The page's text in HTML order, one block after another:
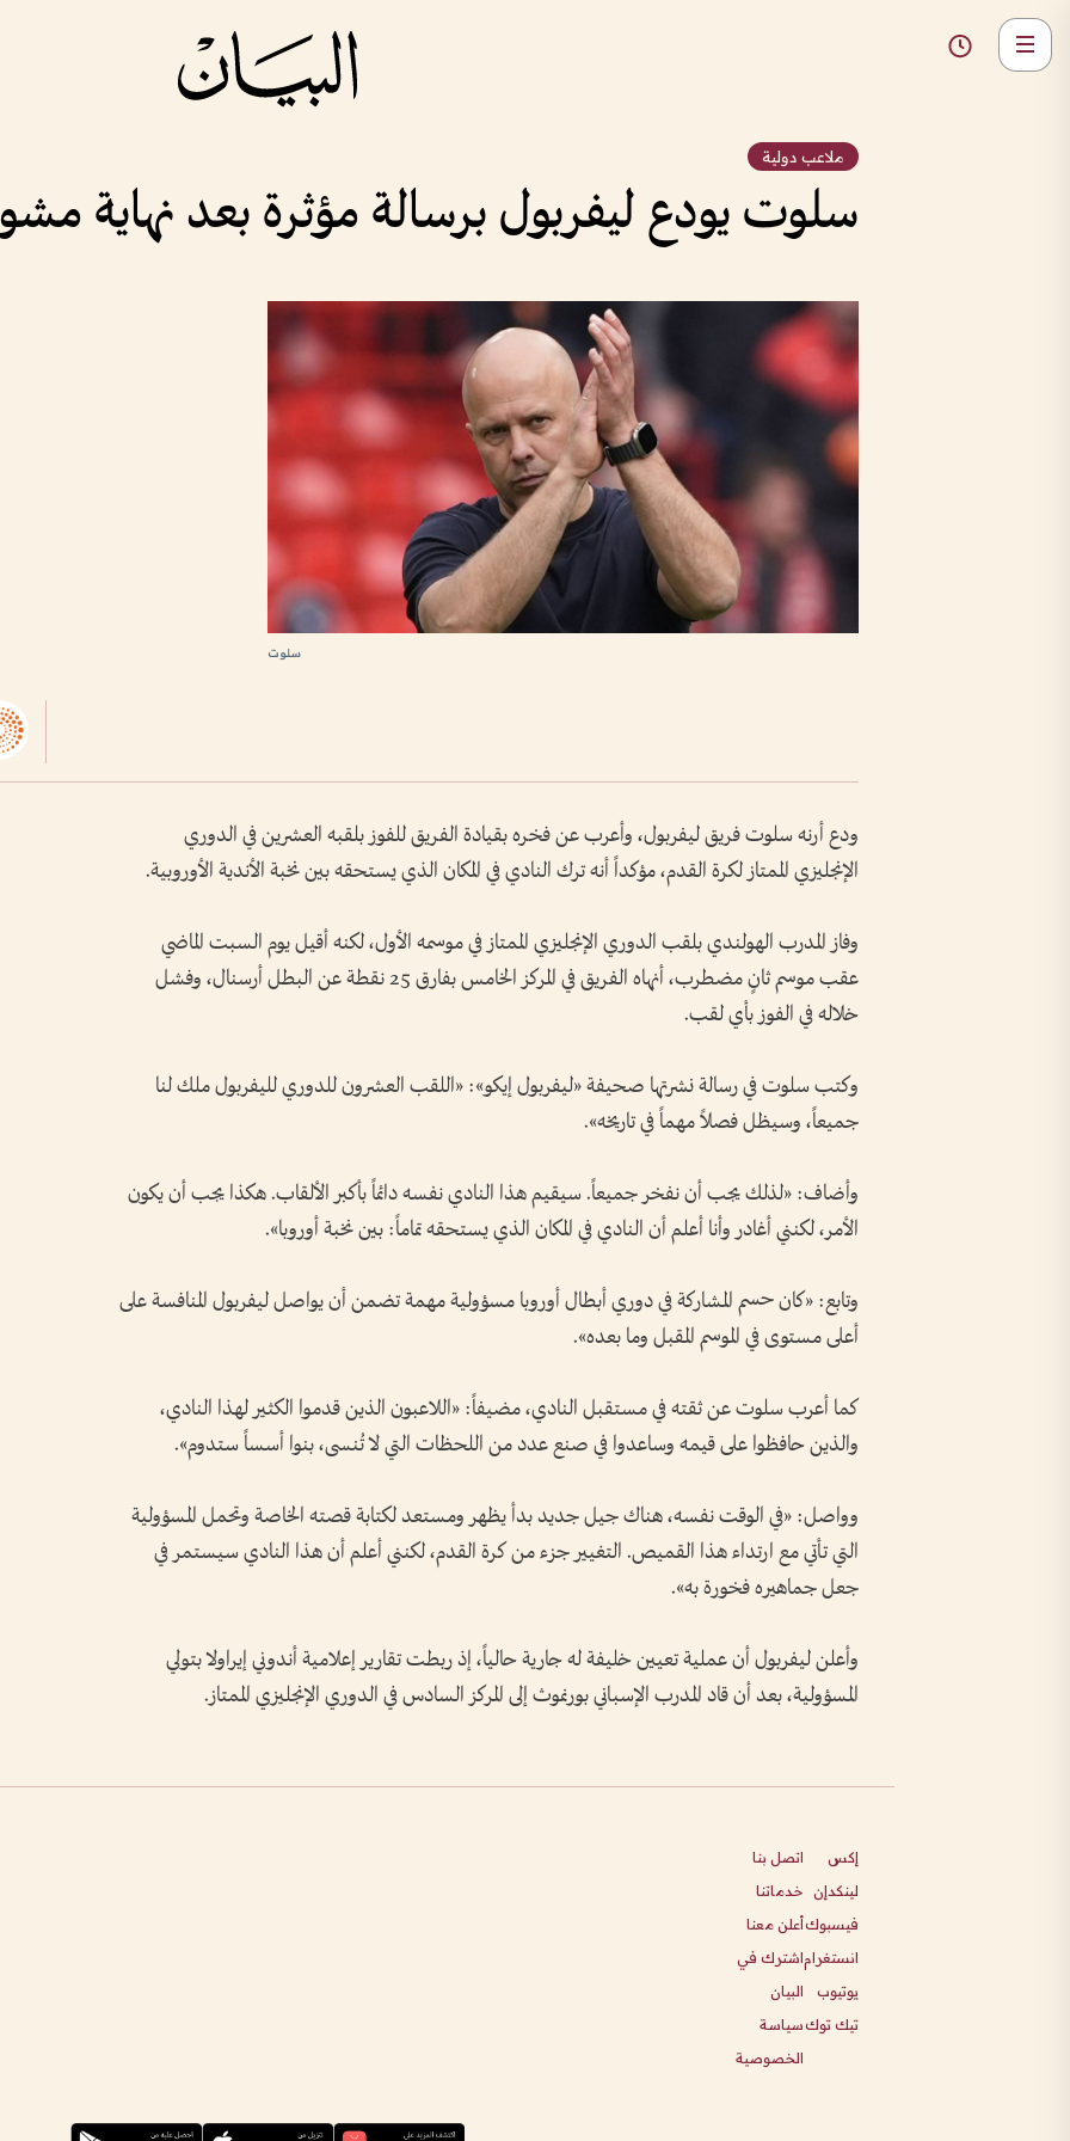
ملاعب دولية
سلوت يودع ليفربول برسالة مؤثرة بعد نهاية
سلوت
ودع أرنه سلوت فريق ليفربول، وأعرب عن فخره بقيادة الفريق للفوز بلقبه العشرين في الدوري
الإنجليزي الممتاز لكرة القدم، مؤكداً أنه ترك النادي في المكان الذي يستحقه بين نخبة الأندية الأوروبية.
وفاز المدرب الهولندي بلقب الدوري الإنجليزي الممتاز في موسمه الأول، لكنه أقيل يوم السبت الماضي
عقب موسم ثانٍ مضطرب، أنهاه الفريق في المركز الخامس بفارق 25 نقطة عن البطل أرسنال، وفشل
خلاله في الفوز بأي لقب.
وكتب سلوت في رسالة نشرتها صحيفة «ليفربول إيكو»: «اللقب العشرون للدوري لليفربول ملك لنا
جميعاً، وسيظل فصلاً مهماً في تاريخه».
وأضاف: «لذلك يجب أن نفخر جميعاً. سيقيم هذا النادي نفسه دائماً بأكبر الألقاب. هكذا يجب أن يكون
الأمر، لكنني أغادر وأنا أعلم أن النادي في المكان الذي يستحقه تماماً: بين نخبة أوروبا».
وتابع: «كان حسم المشاركة في دوري أبطال أوروبا مسؤولية مهمة تضمن أن يواصل ليفربول المنافسة على
أعلى مستوى في الموسم المقبل وما بعده».
كما أعرب سلوت عن ثقته في مستقبل النادي، مضيفاً: «اللاعبون الذين قدموا الكثير لهذا النادي،
والذين حافظوا على قيمه وساعدوا في صنع عدد من اللحظات التي لا تُنسى، بنوا أسساً ستدوم».
وواصل: «في الوقت نفسه، هناك جيل جديد بدأ يظهر ومستعد لكتابة قصته الخاصة وتحمل المسؤولية
التي تأتي مع ارتداء هذا القميص. التغيير جزء من كرة القدم، لكنني أعلم أن هذا النادي سيستمر في
جعل جماهيره فخورة به».
وأعلن ليفربول أن عملية تعيين خليفة له جارية حالياً، إذ ربطت تقارير إعلامية أندوني إيراولا بتولي
المسؤولية، بعد أن قاد المدرب الإسباني بورنموث إلى المركز السادس في الدوري الإنجليزي الممتاز.
إكس
لينكدإن
فيسبوك
انستغرام
يوتيوب
تيك توك
اتصل بنا
خدماتنا
أعلن معنا
اشترك في
البيان
سياسة
الخصوصية